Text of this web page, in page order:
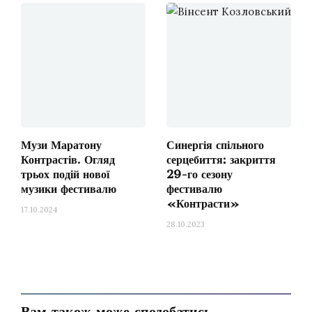
автор, зібрати не вдалося, та Львівський
Сама ж музика, що з перших тактів може
Музи Маратону
Контрастів. Огляд
трьох подій нової
музики фестивалю
17.10.2024
Синергія спільного
серцебиття: закриття
29-го сезону
фестивалю
«Контрасти»
28.10.2023